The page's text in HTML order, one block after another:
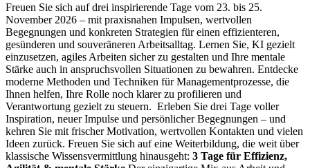
Freuen Sie sich auf drei inspirierende Tage vom 23. bis 25.
November 2026 – mit praxisnahen Impulsen, wertvollen
Begegnungen und konkreten Strategien für einen effizienteren,
gesünderen und souveräneren Arbeitsalltag. Lernen Sie, KI gezielt
einzusetzen, agiles Arbeiten sicher zu gestalten und Ihre mentale
Stärke auch in anspruchsvollen Situationen zu bewahren. Entdecke
moderne Methoden und Techniken für Managementprozesse, die
Ihnen helfen, Ihre Rolle noch klarer zu profilieren und
Verantwortung gezielt zu steuern. Erleben Sie drei Tage voller
Inspiration, neuer Impulse und persönlicher Begegnungen – und
kehren Sie mit frischer Motivation, wertvollen Kontakten und vielen
Ideen zurück. Freuen Sie sich auf eine Weiterbildung, die weit über
klassische Wissensvermittlung hinausgeht: 3 Tage für Effizienz,